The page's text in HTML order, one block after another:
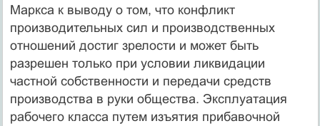
Маркса к выводу о том, что конфликт
производительных сил и производственных
отношений достиг зрелости и может быть
разрешен только при условии ликвидации
частной собственности и передачи средств
производства в руки общества. Эксплуатация
рабочего класса путем изъятия прибавочной